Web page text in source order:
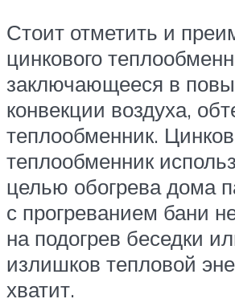
Стоит отметить и
цинкового
заключающееся в
конвекции воздуха,
теплообменник.
теплообменник
целью обогрева дома
с прогреванием бани
на подогрев беседки
излишков тепловой
хватит.